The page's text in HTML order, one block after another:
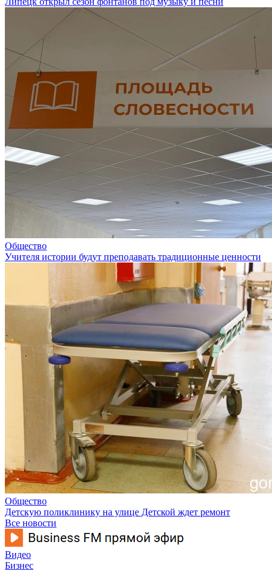
Общество
Учителя истории будут преподавать традиционные ценности
Общество
Детскую поликлинику на улице Детской ждет ремонт
Все новости
Видео
Бизнес